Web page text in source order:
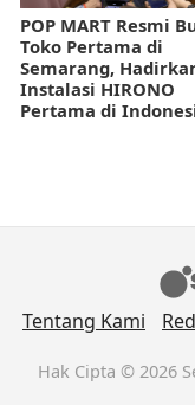
POP MART Resmi
Toko Pertama di
Semarang,
Instalasi HIRONO
Pertama di
Tentang Kami
Hak Cipta © 2026